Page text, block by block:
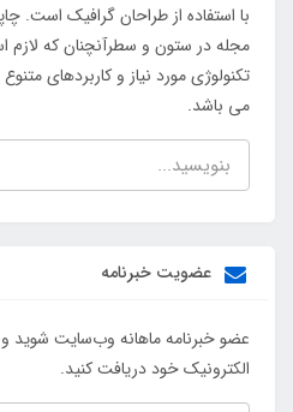
با استفاده از طراحان گرافیک است.
مجله در ستون و سطرآنچنان که
تکنولوژی مورد نیاز و کاربردهای
می باشد.
عضویت خبرنامه
عضو خبرنامه ماهانه وب‌سایت شوید
الکترونیک خود دریافت کنید.